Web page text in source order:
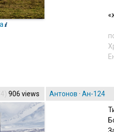
906 views Антонов · Ан-124